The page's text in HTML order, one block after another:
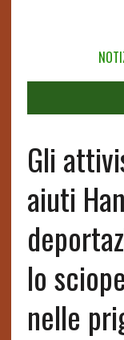
Gli
aiuti
lo
nelle